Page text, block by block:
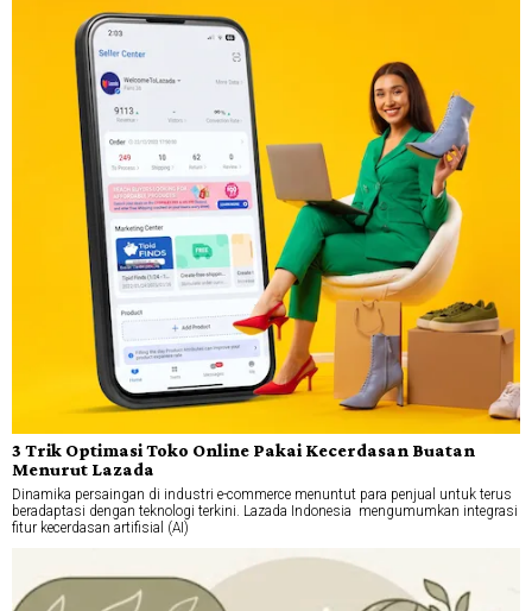
3 Trik Optimasi Toko Online Pakai Kecerdasan Buatan
Menurut Lazada
Dinamika persaingan di industri e-commerce menuntut para penjual untuk terus
beradaptasi dengan teknologi terkini. Lazada Indonesia mengumumkan integrasi
fitur kecerdasan artifisial (AI)